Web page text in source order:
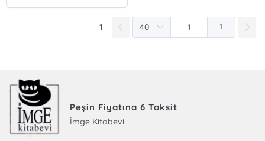
1 1
Peşin Fiyatına 6 Taksit
İmge Kitabevi